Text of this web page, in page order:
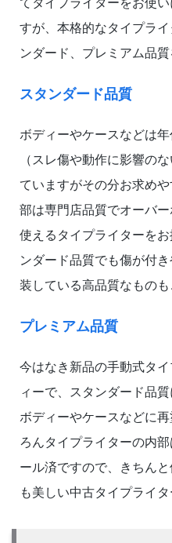
てタイプライターをお使
すが、本格的なタイプラ
ンダード、プレミアム品質
スタンダード品質
ボディーやケースなどは
（スレ傷や動作に影響の
ていますがその分お求め
部は専門店品質でオーバ
使えるタイプライターを
ンダード品質でも傷が付
装している高品質なものも
プレミアム品質
今はなき新品の手動式タ
ィーで、スタンダード品
ボディーやケースなどに
ろんタイプライターの内
ール済ですので、きちん
も美しい中古タイプライタ